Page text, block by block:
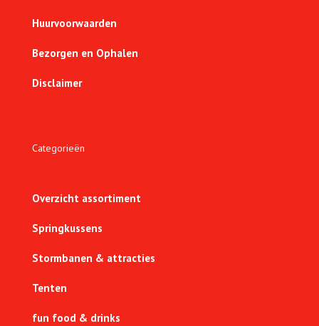
Huurvoorwaarden
Bezorgen en Ophalen
Disclaimer
Categorieën
Overzicht assortiment
Springkussens
Stormbanen & attracties
Tenten
fun food & drinks